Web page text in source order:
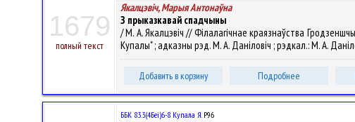
1679
полный текст
Якалцэвіч, Марыя Антонаўна
З прыказкавай спадчыны
/ М. А. Якалцэвіч // Філалагічнае краязнаўства
Купалы" ; адказны рэд. М. А. Даніловіч ; рэдкал.: М. А.
Добавить в корзину Подробнее
ББК 83.3(4Беі)6-8 Купала Я.Р96